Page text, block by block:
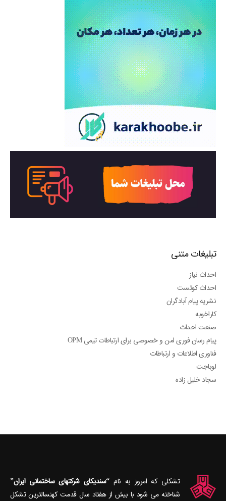
تبلیغات متنی
احداث نیاز
احداث کوئست
نشریه پیام آبادگران
کاراخوبه
صنعت احداث
پیام رسان فوری امن و خصوصی برای ارتباطات تیمی OPM
فناوری اطلاعات و ارتباطات
لوباجت
سجاد خلیل زاده
تشکلی که امروز به نام“سندیکای شرکتهای ساختمانی ایران”
شناخته می‎ شود با بیش از هفتاد سال قدمت کهنسال‎ترین تشکل